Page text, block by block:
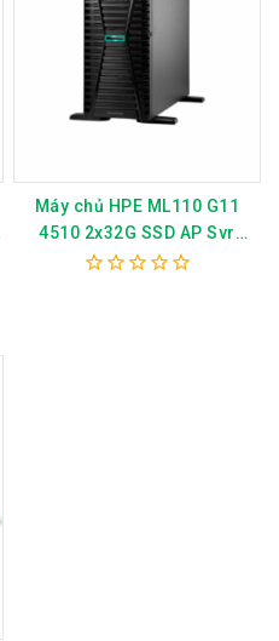
Máy chủ HPE ML110 G11
4510 2x32G SSD AP Svr
P79761-375